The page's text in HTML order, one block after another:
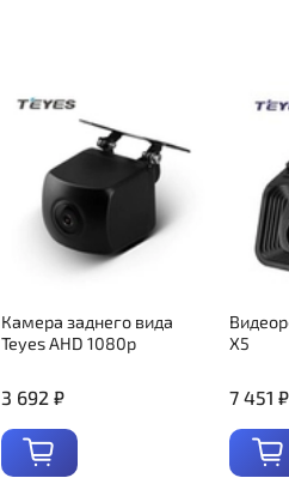
Камера заднего вида
Teyes AHD 1080p
3 692 ₽
X5
7 451 ₽